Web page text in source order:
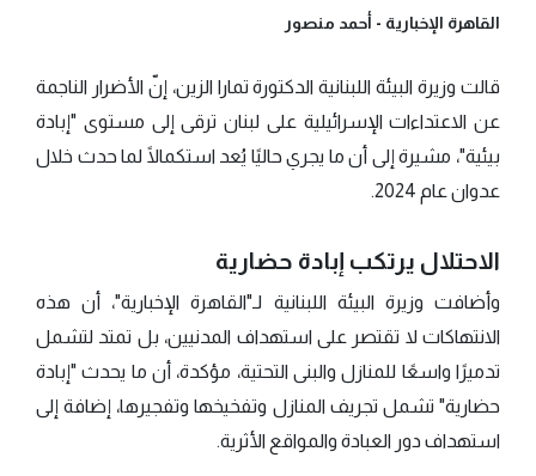
القاهرة الإخبارية - أحمد منصور
قالت وزيرة البيئة اللبنانية الدكتورة تمارا الزين، إنّ الأضرار الناجمة
عن الاعتداءات الإسرائيلية على لبنان ترقى إلى مستوى "إبادة
بيئية"، مشيرة إلى أن ما يجري حاليًا يُعد استكمالًا لما حدث خلال
عدوان عام 2024.
الاحتلال يرتكب إبادة حضارية
وأضافت وزيرة البيئة اللبنانية لـ"القاهرة الإخبارية"، أن هذه
الانتهاكات لا تقتصر على استهداف المدنيين، بل تمتد لتشمل
تدميرًا واسعًا للمنازل والبنى التحتية، مؤكدة، أن ما يحدث "إبادة
حضارية" تشمل تجريف المنازل وتفخيخها وتفجيرها، إضافة إلى
استهداف دور العبادة والمواقع الأثرية.